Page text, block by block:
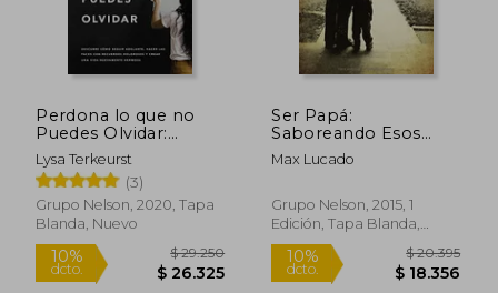
Perdona lo que no
Puedes Olvidar:
Descubre Cómo
Seguir Adelante,
Hacer las Paces con
Recuerdos Dolorosos
y Crear una Vida
Hermosa
Lysa Terkeurst
(3)
Grupo Nelson, 2020, Tapa
Blanda, Nuevo
Ser Papá:
Saboreando Esos
Momentos Dados
por Dios
Max Lucado
Grupo Nelson, 2015, 1
Edición, Tapa Blanda,
Nuevo